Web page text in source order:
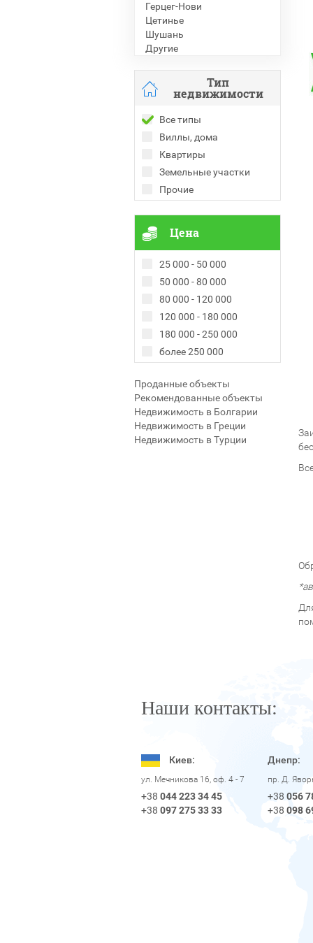
Герцег-Нови
Цетинье
Шушань
Другие
Тип
недвижимости
Все типы
Виллы, дома
Квартиры
Земельные участки
Прочие
Цена
25 000 - 50 000
50 000 - 80 000
80 000 - 120 000
120 000 - 180 000
180 000 - 250 000
более 250 000
Проданные объекты
Рекомендованные объекты
Недвижимость в Болгарии
Недвижимость в Греции
Недвижимость в Турции
Наши контакты:
Киев:
ул. Мечникова 16, оф. 4 - 7
+38 044 223 34 45
+38 097 275 33 33
Днепр:
пр. Д.
+38 056
+38 098